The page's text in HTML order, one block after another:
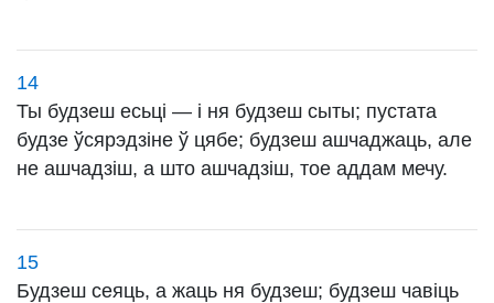
14
Ты будзеш есьці — і ня будзеш сыты; пустата
будзе ўсярэдзіне ў цябе; будзеш ашчаджаць, але
не ашчадзіш, а што ашчадзіш, тое аддам мечу.
15
Будзеш сеяць, а жаць ня будзеш; будзеш чавіць